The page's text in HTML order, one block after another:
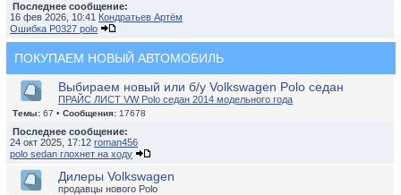
Последнее сообщение:
16 фев 2026, 10:41 Кондратьев Артём
Ошибка P0327 polo
ПОКУПАЕМ НОВЫЙ АВТОМОБИЛЬ
Выбираем новый или б/у Volkswagen Polo седан
ПРАЙС ЛИСТ VW Polo седан 2014 модельного года
Темы: 67 • Сообщения: 17678
Последнее сообщение:
24 окт 2025, 17:12 roman456
polo sedan глохнет на ходу
Дилеры Volkswagen
продавцы нового Polo